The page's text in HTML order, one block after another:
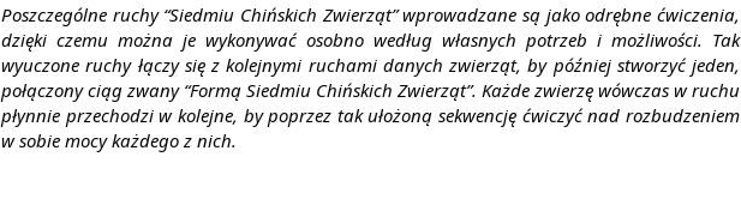
Poszczególne ruchy “Siedmiu Chińskich Zwierząt” wprowadzane są jako odrębne ćwiczenia,
dzięki czemu można je wykonywać osobno według własnych potrzeb i możliwości. Tak
wyuczone ruchy łączy się z kolejnymi ruchami danych zwierząt, by później stworzyć jeden,
połączony ciąg zwany “Formą Siedmiu Chińskich Zwierząt”. Każde zwierzę wówczas w ruchu
płynnie przechodzi w kolejne, by poprzez tak ułożoną sekwencję ćwiczyć nad rozbudzeniem
w sobie mocy każdego z nich.